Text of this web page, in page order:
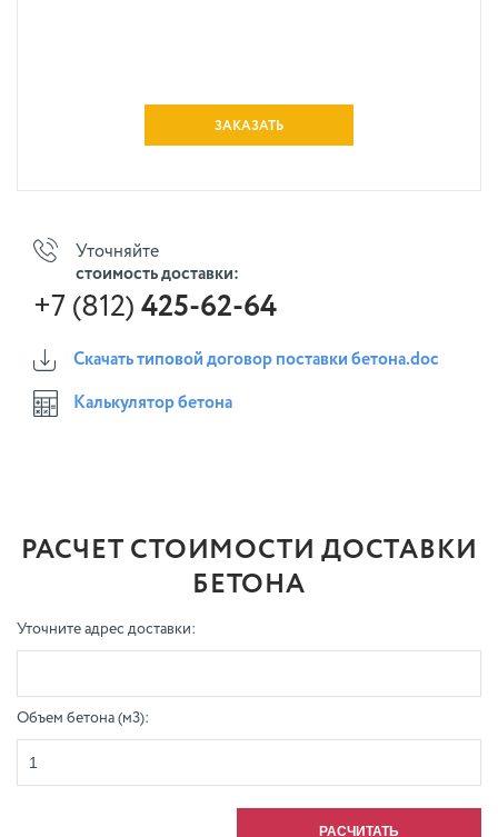
ЗАКАЗАТЬ
Уточняйте
стоимость доставки:
+7 (812) 425-62-64
Скачать типовой договор поставки бетона.doc
Калькулятор бетона
РАСЧЕТ СТОИМОСТИ ДОСТАВКИ
БЕТОНА
Уточните адрес доставки:
Объем бетона (м3):